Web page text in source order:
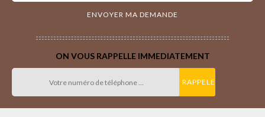
ON VOUS RAPPELLE IMMEDIATEMENT